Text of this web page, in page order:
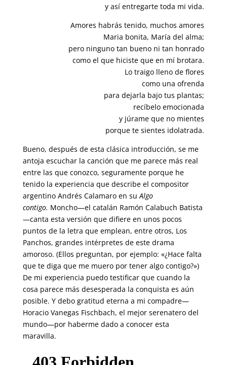
y así entregarte toda mi vida.
Amores habrás tenido, muchos amores
Maria bonita, María del alma;
pero ninguno tan bueno ni tan honrado
como el que hiciste que en mí brotara.
Lo traigo lleno de flores
como una ofrenda
para dejarla bajo tus plantas;
recíbelo emocionada
y júrame que no mientes
porque te sientes idolatrada.
Bueno, después de esta clásica introducción, se me
antoja escuchar la canción que me parece más real
entre las que conozco, seguramente porque he
tenido la experiencia que describe el compositor
argentino Andrés Calamaro en suAlgo
contigo. Moncho—el catalán Ramón Calabuch Batista
—canta esta versión que difiere en unos pocos
puntos de la letra que emplean, entre otros, Los
Panchos, grandes intérpretes de este drama
amoroso. (Ellos preguntan, por ejemplo: «¿Hace falta
que te diga que me muero por tener algo contigo?»)
De mi experiencia puedo testificar que cuando la
cosa parece más desesperada la conquista es aún
posible. Y debo gratitud eterna a mi compadre—
Horacio Vanegas Fischbach, el mejor serenatero del
mundo—por haberme dado a conocer esta
maravilla.